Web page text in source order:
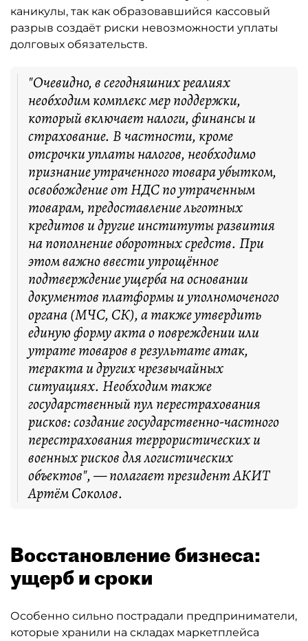
каникулы, так как образовавшийся кассовый
разрыв создаёт риски невозможности уплаты
долговых обязательств.
"Очевидно, в сегодняшних реалиях
необходим комплекс мер поддержки,
который включает налоги, финансы и
страхование. В частности, кроме
отсрочки уплаты налогов, необходимо
признание утраченного товара убытком,
освобождение от НДС по утраченным
товарам, предоставление льготных
кредитов и другие институты развития
на пополнение оборотных средств. При
этом важно ввести упрощённое
подтверждение ущерба на основании
документов платформы и уполномоченого
органа (МЧС, СК), а также утвердить
единую форму акта о повреждении или
утрате товаров в результате атак,
теракта и других чрезвычайных
ситуациях. Необходим также
государственный пул перестрахования
рисков: создание государственно-частного
перестрахования террористических и
военных рисков для логистических
объектов", — полагает президент АКИТ
Артём Соколов.
Восстановление бизнеса:
ущерб и сроки
Особенно сильно пострадали предприниматели,
которые хранили на складах маркетплейса